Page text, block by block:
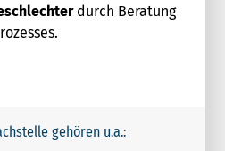
durch Beratung
gehören u.a.: